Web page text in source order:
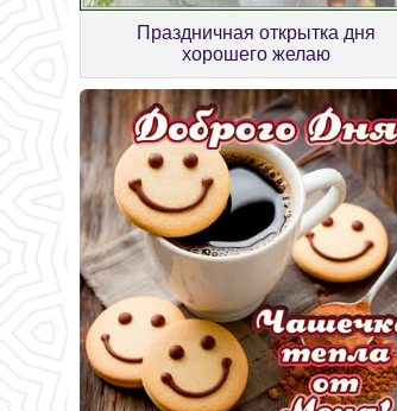
Праздничная открытка дня
хорошего желаю